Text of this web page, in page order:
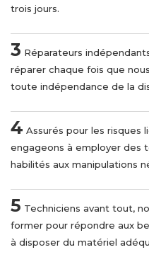
trois jours.
3 Réparateurs
réparer chaque fois que
toute indépendance de la
4 Assurés pour les risques
engageons à employer des
habilités aux manipulations
5 Techniciens avant tout,
former pour répondre aux
à disposer du matériel